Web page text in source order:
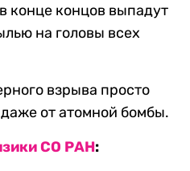
конце концов выпадут
на головы всех
взрыва просто
от атомной бомбы.
СО РАН: